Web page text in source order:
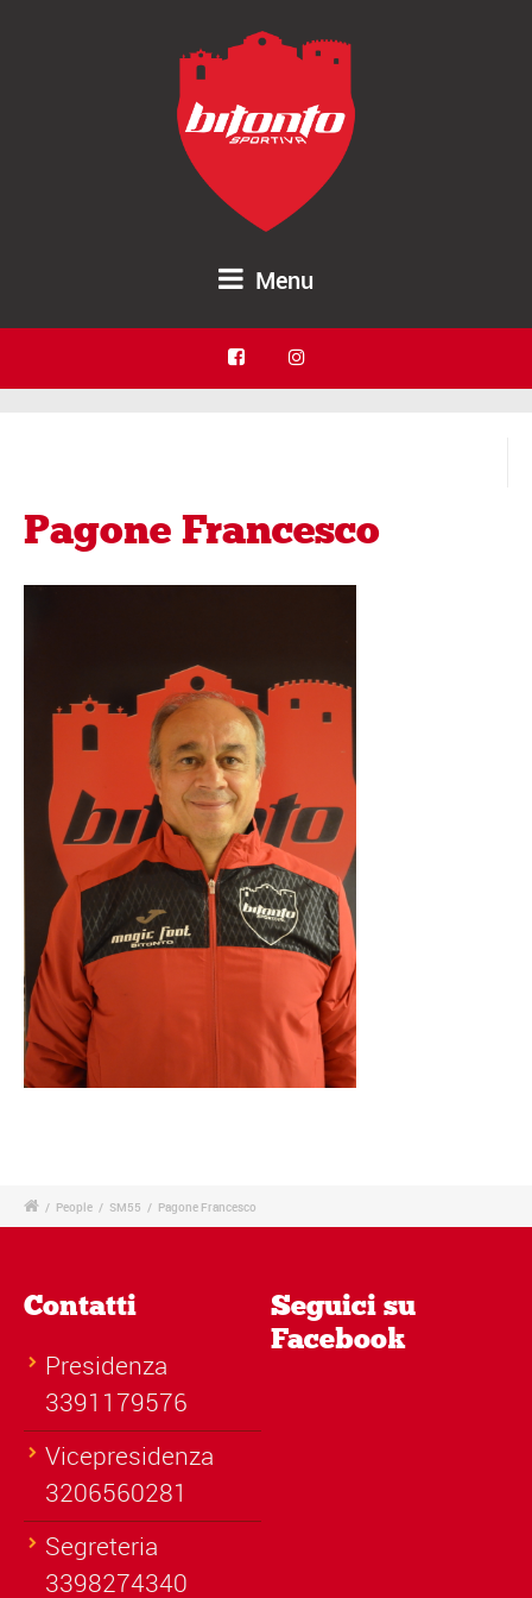
Menu
Pagone Francesco
/ People / SM55 / Pagone Francesco
Contatti
Presidenza
3391179576
Vicepresidenza
3206560281
Segreteria
3398274340
Seguici su
Facebook